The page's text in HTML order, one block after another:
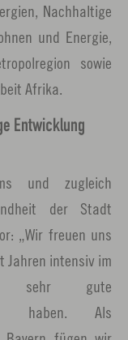
Nachhaltige
und Energie,
sowie
Afrika.
Entwicklung
und zugleich
der Stadt
„Wir freuen uns
Jahren intensiv im
sehr gute
haben. Als